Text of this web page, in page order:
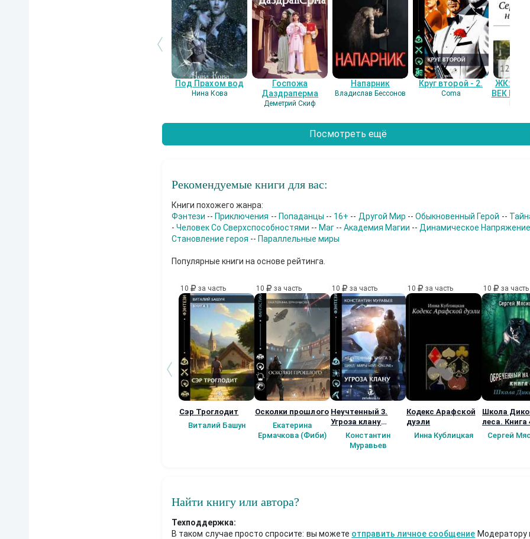
Под Прахом вод
Нина Кова
Госпожа
Даздраперма
Деметрий Скиф
Напарник
Владислав Бессонов
Круг второй - 2.
Coma
ЖК:
ВЕК
Гость-
Посмотреть ещё
Рекомендуемые книги для вас:
Книги похожего жанра:
Фэнтези --Приключения -- Попаданцы -- 16+ -- Другой Мир --Обыкновенный Герой --
- Человек Со Сверхспособностями -- Маг -- Академия Магии -- Динамическое Напряжение
Становление героя -- Параллельные миры
Популярные книги на основе рейтинга.
10 за часть
Сэр Троглодит
Виталий Башун
10 за часть
Осколки прошлого
Екатерина
Ермачкова (Фиби)
10 за часть
Неучтенный 3.
Угроза клану
(Альтернативное
продолжение)
Константин
Муравьев
10 за часть
Кодекс Арафской
дуэли
Инна Кублицкая
10 за часть
Школа
леса. Книга
Сергей
Найти книгу или автора?
Техподдержка:
В таком случае просто спросите: вы можете отправить личное сообщение Модератору